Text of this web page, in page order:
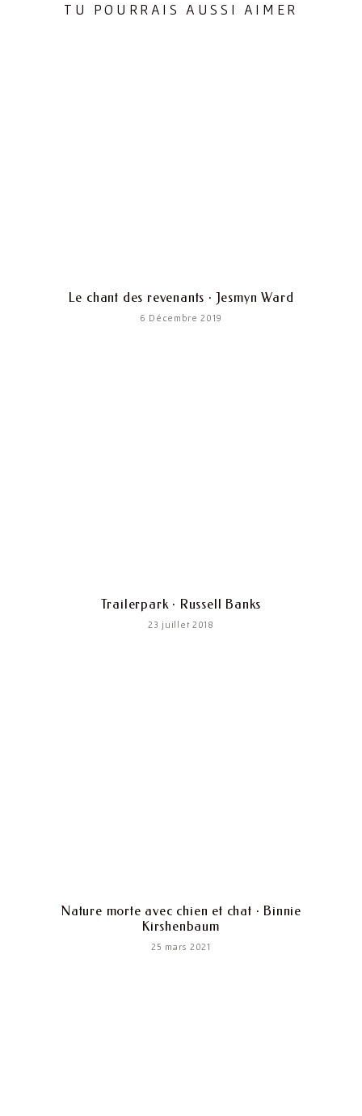
TU POURRAIS AUSSI AIMER
Le chant des revenants · Jesmyn Ward
6 Décembre 2019
Trailerpark · Russell Banks
23 juillet 2018
Nature morte avec chien et chat · Binnie
Kirshenbaum
25 mars 2021